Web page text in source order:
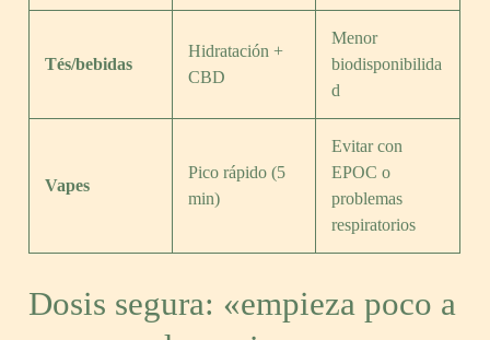
Tés/bebidas
Hidratación +
CBD
Menor
biodisponibilida
d
Vapes
Pico rápido (5
min)
Evitar con
EPOC o
problemas
respiratorios
Dosis segura: «empieza poco a